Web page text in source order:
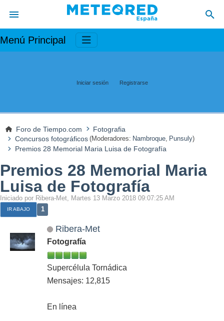
Menú Principal
Iniciar sesión Registrarse
Foro de Tiempo.com
Fotografia
Concursos fotográficos (Moderadores: Nambroque, Punsuly)
Premios 28 Memorial Maria Luisa de Fotografía
Premios 28 Memorial Maria
Luisa de Fotografía
Iniciado por Ribera-Met, Martes 13 Marzo 2018 09:07:25 AM
IR ABAJO 1
Ribera-Met
Fotografía
Supercélula Tornádica
Mensajes: 12,815
En línea